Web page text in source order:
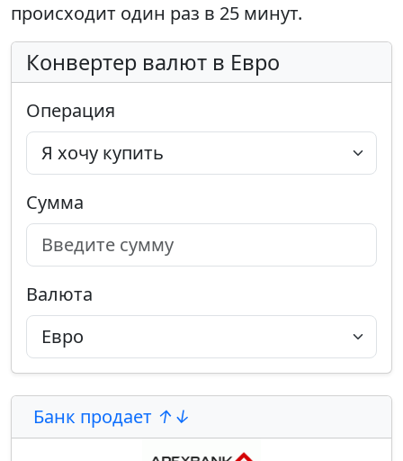
происходит один раз в 25 минут.
Конвертер валют в Евро
Операция
Сумма
Валюта
Банк продает